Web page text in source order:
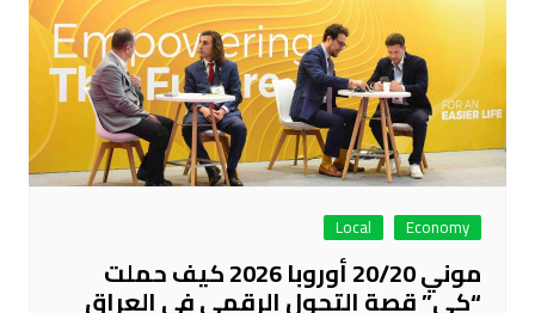
Economy
Local
موني 20/20 أوروبا 2026 كيف حملت
“كي” قصة التحول الرقمي في العراق